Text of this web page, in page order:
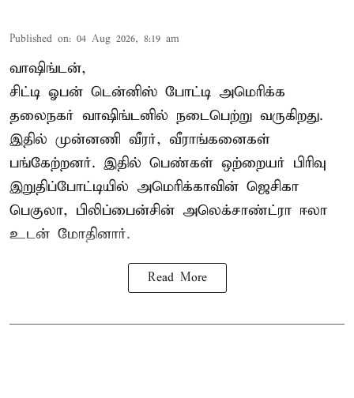
Published on: 04 Aug 2026, 8:19 am
வாஷிங்டன்,
சிட்டி ஓபன் டென்னிஸ் போட்டி அமெரிக்க
தலைநகர் வாஷிங்டனில் நடைபெற்று வருகிறது.
இதில் முன்னணி வீரர், வீராங்கனைகள்
பங்கேற்றனர். இதில் பெண்கள் ஒற்றையர் பிரிவு
இறுதிப்போட்டியில் அமெரிக்காவின் ஜெசிகா
பெகுலா, பிலிப்பைன்சின் அலெக்சாண்ட்ரா ஈலா
உடன் மோதினார்.
Read More